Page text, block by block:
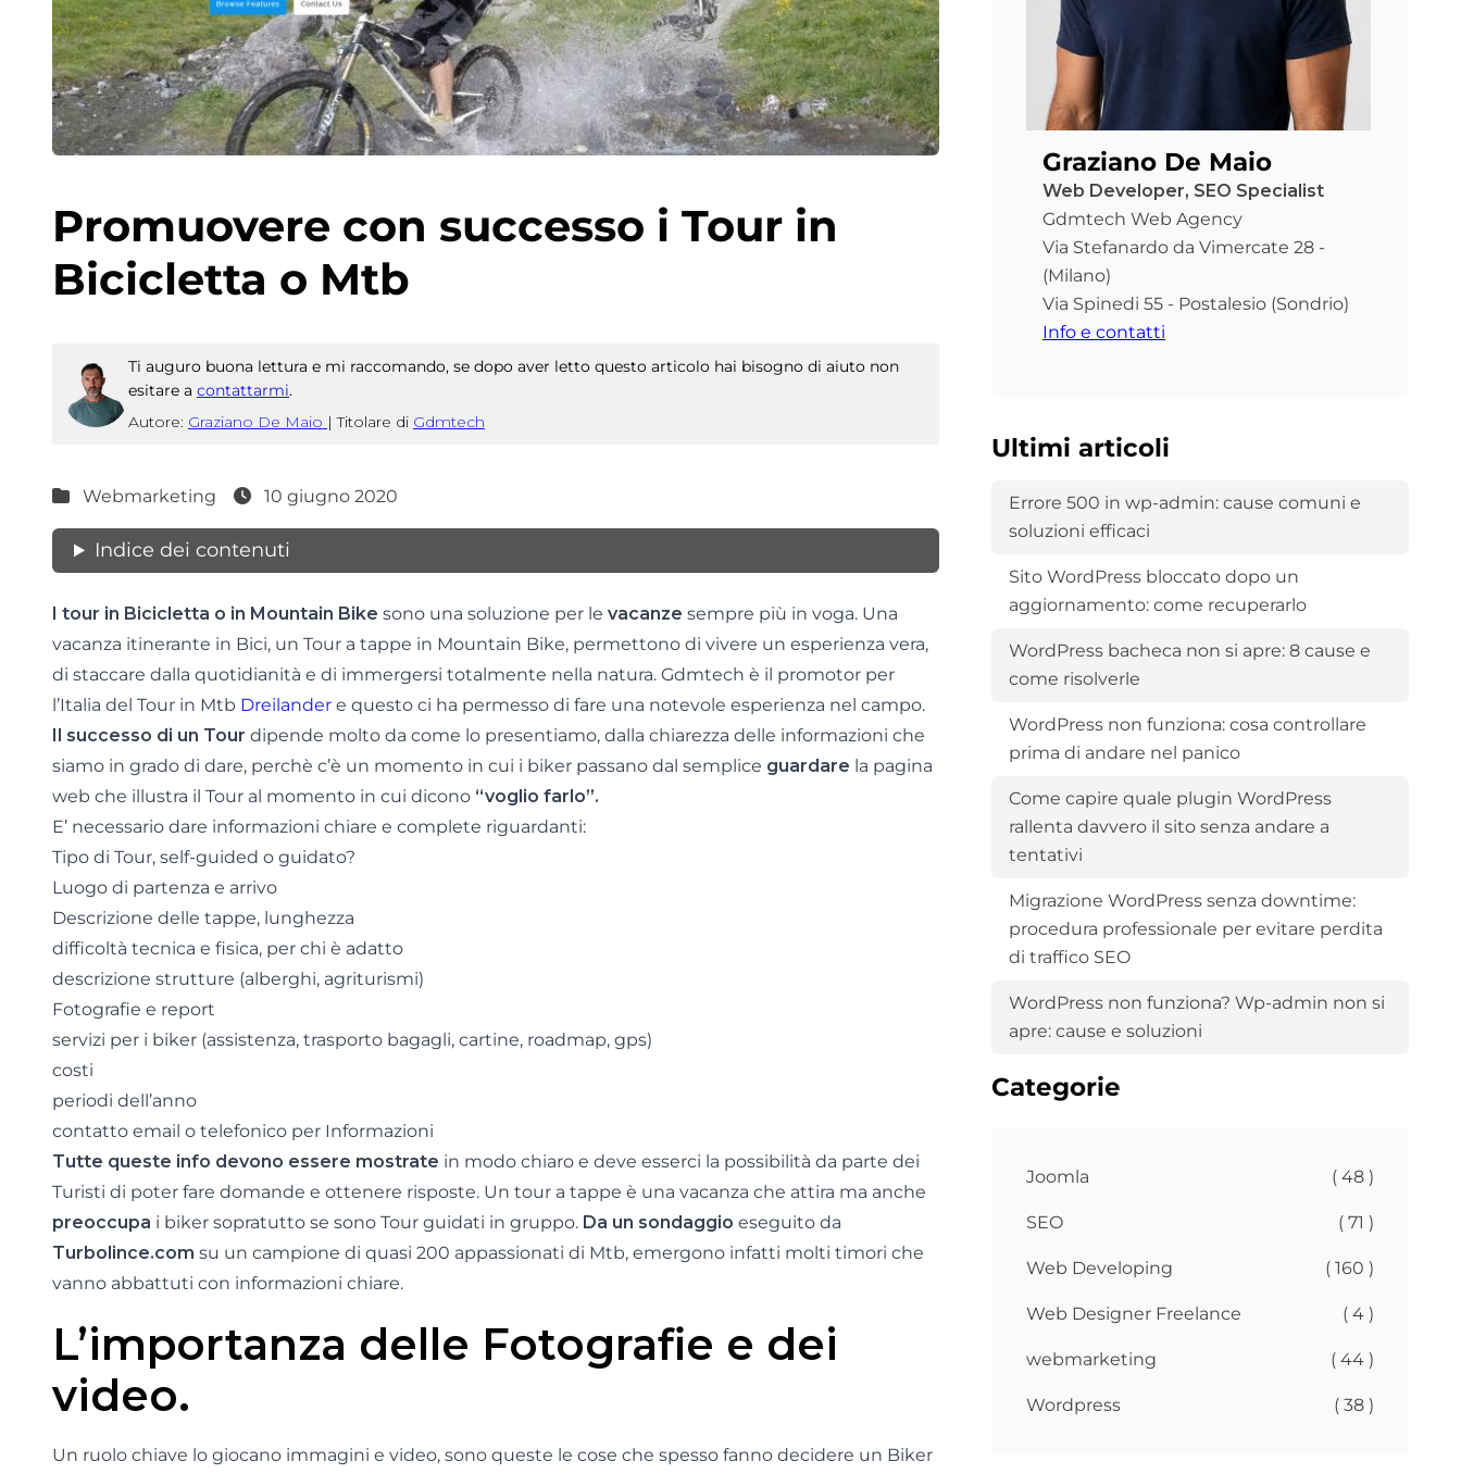
Promuovere con successo i Tour in
Bicicletta o Mtb
Ti auguro buona lettura e mi raccomando, se dopo aver letto questo articolo hai bisogno di aiuto non
esitare a contattarmi.
Autore: Graziano De Maio | Titolare di Gdmtech
Webmarketing 10 giugno 2020
Indice dei contenuti
I tour in Bicicletta o in Mountain Bike sono una soluzione per le vacanze sempre più in voga. Una
vacanza itinerante in Bici, un Tour a tappe in Mountain Bike, permettono di vivere un esperienza vera,
di staccare dalla quotidianità e di immergersi totalmente nella natura. Gdmtech è il promotor per
l’Italia del Tour in Mtb Dreilander e questo ci ha permesso di fare una notevole esperienza nel campo.
Il successo di un Tour dipende molto da come lo presentiamo, dalla chiarezza delle informazioni che
siamo in grado di dare, perchè c’è un momento in cui i biker passano dal semplice guardare la pagina
web che illustra il Tour al momento in cui dicono “voglio farlo”.
E’ necessario dare informazioni chiare e complete riguardanti:
Tipo di Tour, self-guided o guidato?
Luogo di partenza e arrivo
Descrizione delle tappe, lunghezza
difficoltà tecnica e fisica, per chi è adatto
descrizione strutture (alberghi, agriturismi)
Fotografie e report
servizi per i biker (assistenza, trasporto bagagli, cartine, roadmap, gps)
costi
periodi dell’anno
contatto email o telefonico per Informazioni
Tutte queste info devono essere mostrate in modo chiaro e deve esserci la possibilità da parte dei
Turisti di poter fare domande e ottenere risposte. Un tour a tappe è una vacanza che attira ma anche
preoccupa i biker sopratutto se sono Tour guidati in gruppo. Da un sondaggio eseguito da
Turbolince.com su un campione di quasi 200 appassionati di Mtb, emergono infatti molti timori che
vanno abbattuti con informazioni chiare.
L’importanza delle Fotografie e dei
video.
Un ruolo chiave lo giocano immagini e video, sono queste le cose che spesso fanno decidere un Biker
Graziano De Maio
Web Developer, SEO Specialist
Gdmtech Web Agency
Via Stefanardo da Vimercate 28 -
(Milano)
Via Spinedi 55 - Postalesio (Sondrio)
Info e contatti
Ultimi articoli
Errore 500 in wp-admin: cause comuni e
soluzioni efficaci
Sito WordPress bloccato dopo un
aggiornamento: come recuperarlo
WordPress bacheca non si apre: 8 cause e
come risolverle
WordPress non funziona: cosa controllare
prima di andare nel panico
Come capire quale plugin WordPress
rallenta davvero il sito senza andare a
tentativi
Migrazione WordPress senza downtime:
procedura professionale per evitare perdita
di traffico SEO
WordPress non funziona? Wp-admin non si
apre: cause e soluzioni
Categorie
Joomla ( 48 )
SEO ( 71 )
Web Developing ( 160 )
Web Designer Freelance ( 4 )
webmarketing ( 44 )
Wordpress ( 38 )